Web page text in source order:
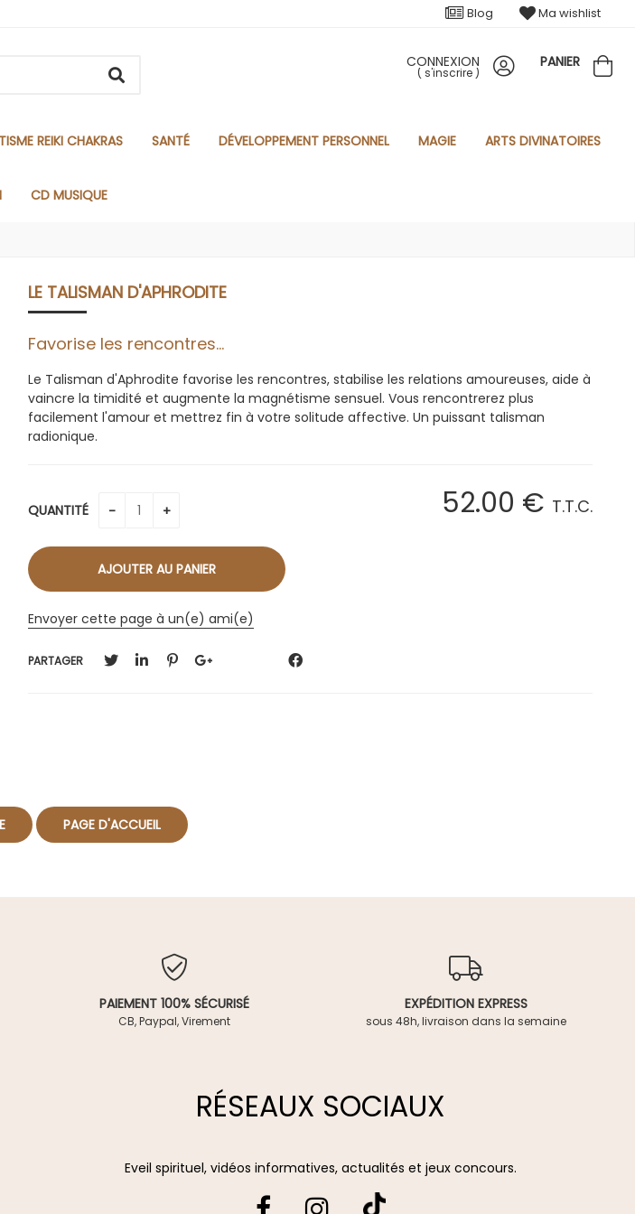
CONNEXION
( s'inscrire )
PANIER
REIKI CHAKRAS SANTÉ DÉVELOPPEMENT PERSONNEL MAGIE ARTS DIVINATOIRES
CD MUSIQUE
LE TALISMAN D'APHRODITE
Favorise les rencontres...
Le Talisman d'Aphrodite favorise les rencontres, stabilise les relations amoureuses, aide à
vaincre la timidité et augmente la magnétisme sensuel. Vous rencontrerez plus
facilement l'amour et mettrez fin à votre solitude affective. Un puissant talisman
radionique.
52.00 € T.T.C.
QUANTITÉ
Envoyer cette page à un(e) ami(e)
PARTAGER
Blog Ma wishlist
PAIEMENT 100% SÉCURISÉ
CB, Paypal, Virement
EXPÉDITION EXPRESS
sous 48h, livraison dans la semaine
RÉSEAUX SOCIAUX
Eveil spirituel, vidéos informatives, actualités et jeux concours.